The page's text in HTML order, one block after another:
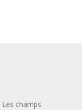
Les champs